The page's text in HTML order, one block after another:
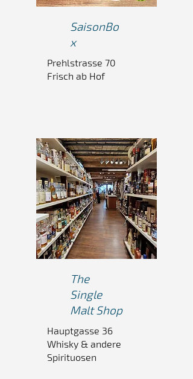
SaisonBo
x
Prehlstrasse 70
Frisch ab Hof
The
Single
Malt Shop
Hauptgasse 36
Whisky & andere
Spirituosen